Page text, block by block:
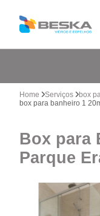
Home Serviços box
box para banheiro 1
Box para
Parque